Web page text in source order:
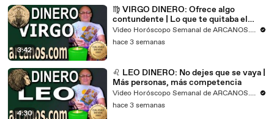
3:42
♍ VIRGO DINERO: Ofrece algo
contundente | Lo que te quitaba el
sueño, se irá
Video Horóscopo Semanal de ARCANOS.COM
hace 3 semanas
4:30
♌ LEO DINERO: No dejes que se vaya |
Más personas, más competencia
Video Horóscopo Semanal de ARCANOS.COM
hace 3 semanas